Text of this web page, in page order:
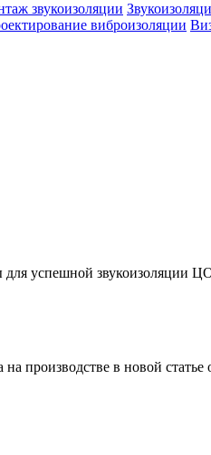
звукоизоляции
виброизоляции
успешной звукоизоляции
производстве в новой статье